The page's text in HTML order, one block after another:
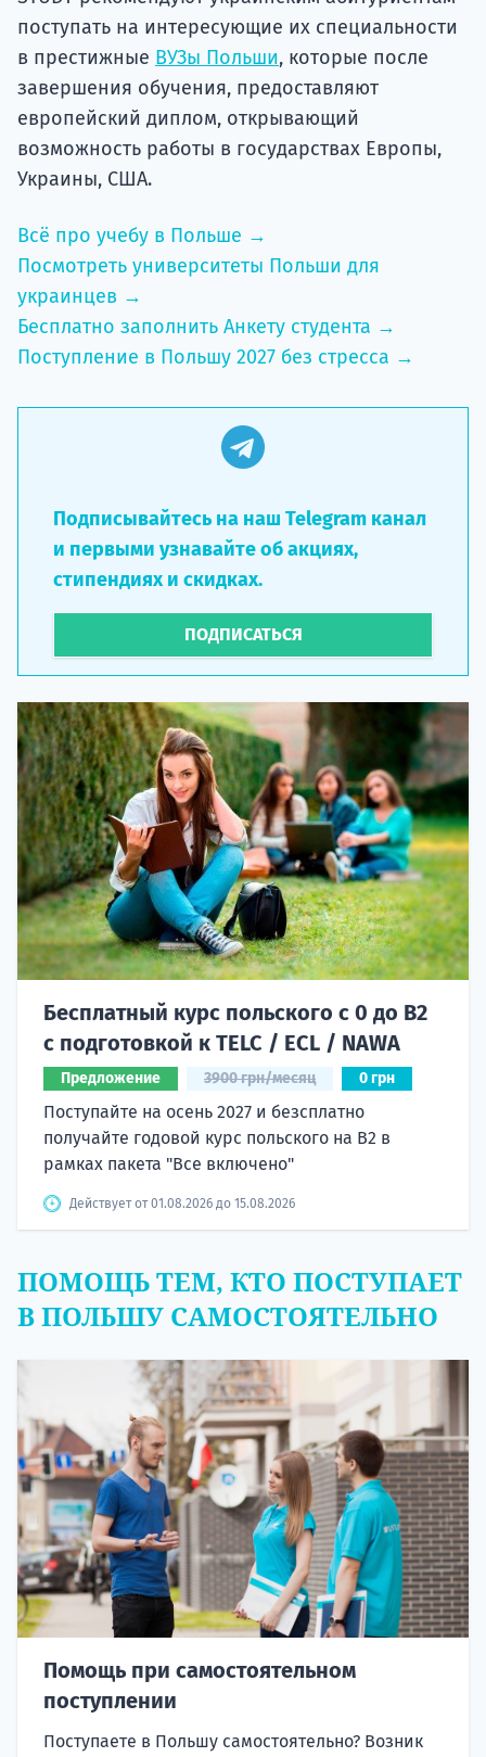
поступать на интересующие их специальности
в престижные ВУЗы Польши, которые после
завершения обучения, предоставляют
европейский диплом, открывающий
возможность работы в государствах Европы,
Украины, США.
Всё про учебу в Польше →
Посмотреть университеты Польши для
украинцев →
Бесплатно заполнить Анкету студента →
Поступление в Польшу 2027 без стресса →
Подписывайтесь на наш Telegram канал
и первыми узнавайте об акциях,
стипендиях и скидках.
ПОДПИСАТЬСЯ
Бесплатный курс польского с 0 до B2
с подготовкой к TELC / ECL / NAWA
Предложение 3900 грн/месяц 0 грн
Поступайте на осень 2027 и безсплатно
получайте годовой курс польского на B2 в
рамках пакета "Все включено"
Действует от 01.08.2026 до 15.08.2026
ПОМОЩЬ ТЕМ, КТО ПОСТУПАЕТ
В ПОЛЬШУ САМОСТОЯТЕЛЬНО
Помощь при самостоятельном
поступлении
Поступаете в Польшу самостоятельно? Возник